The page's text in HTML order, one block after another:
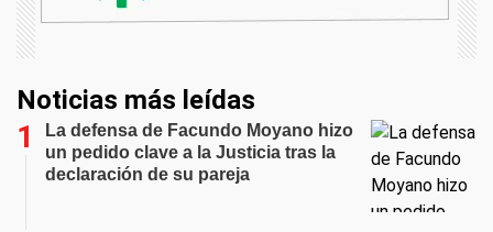
Noticias más leídas
La defensa de Facundo Moyano hizo
un pedido clave a la Justicia tras la
declaración de su pareja